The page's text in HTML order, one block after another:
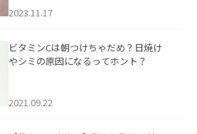
2023.11.17
ビタミンCは朝つけちゃだめ？日焼け
やシミの原因になるってホント？
2021.09.22